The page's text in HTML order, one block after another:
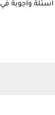
علي اسئلة واجوبة في